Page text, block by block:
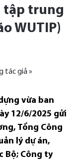
tập trung
WUTIP)
tác giả »
vừa ban
12/6/2025 gửi
Tổng Công
lý dự án,
Bộ; Công ty